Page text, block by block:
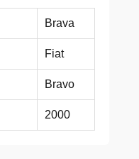
Brava
Fiat
Bravo
2000